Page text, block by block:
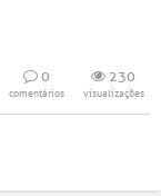
0
comentários
230
visualizações